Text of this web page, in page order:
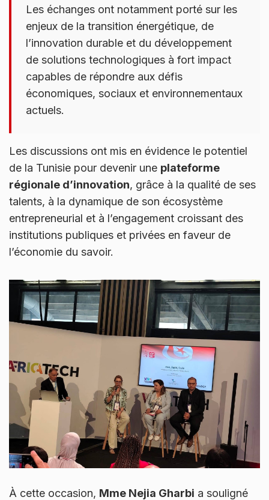
Les échanges ont notamment porté sur les
enjeux de la transition énergétique, de
l’innovation durable et du développement
de solutions technologiques à fort impact
capables de répondre aux défis
économiques, sociaux et environnementaux
actuels.
Les discussions ont mis en évidence le potentiel
de la Tunisie pour devenir une plateforme
régionale d’innovation, grâce à la qualité de ses
talents, à la dynamique de son écosystème
entrepreneurial et à l’engagement croissant des
institutions publiques et privées en faveur de
l’économie du savoir.
À cette occasion, Mme Nejia Gharbi a souligné